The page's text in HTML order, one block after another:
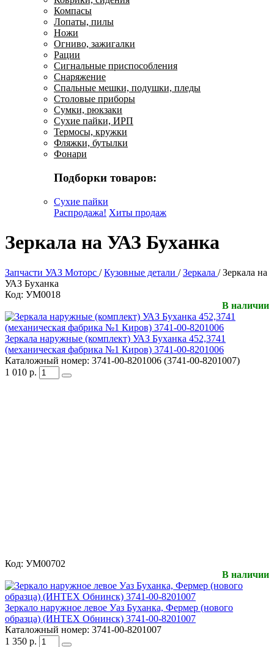
Компасы
Лопаты, пилы
Ножи
Огниво, зажигалки
Рации
Сигнальные приспособления
Снаряжение
Спальные мешки, подушки, пледы
Столовые приборы
Сумки, рюкзаки
Сухие пайки, ИРП
Термосы, кружки
Фляжки, бутылки
Фонари
Подборки товаров:
Сухие пайки
Распродажа! Хиты продаж
Зеркала на УАЗ Буханка
Запчасти УАЗ Моторс / Кузовные детали / Зеркала / Зеркала на
УАЗ Буханка
Код: УМ0018
В наличии
Зеркала наружные (комплект) УАЗ Буханка 452,3741
(механическая фабрика №1 Киров) 3741-00-8201006
Каталожный номер: 3741-00-8201006 (3741-00-8201007)
1 010 р.
Код: УМ00702
В наличии
Зеркало наружное левое Уаз Буханка, Фермер (нового
образца) (ИНТЕХ Обнинск) 3741-00-8201007
Каталожный номер: 3741-00-8201007
1 350 р.